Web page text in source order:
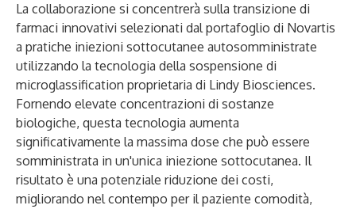
La collaborazione si concentrerà sulla transizione di
farmaci innovativi selezionati dal portafoglio di Novartis
a pratiche iniezioni sottocutanee autosomministrate
utilizzando la tecnologia della sospensione di
microglassification proprietaria di Lindy Biosciences.
Fornendo elevate concentrazioni di sostanze
biologiche, questa tecnologia aumenta
significativamente la massima dose che può essere
somministrata in un'unica iniezione sottocutanea. Il
risultato è una potenziale riduzione dei costi,
migliorando nel contempo per il paziente comodità,